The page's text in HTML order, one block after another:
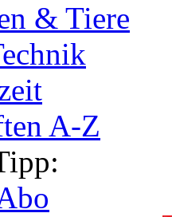
& Tiere
A-Z